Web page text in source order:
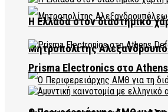
Μητροπολίτης
Η Ελλάδα στον διαστημικό
Prisma Electronics στο